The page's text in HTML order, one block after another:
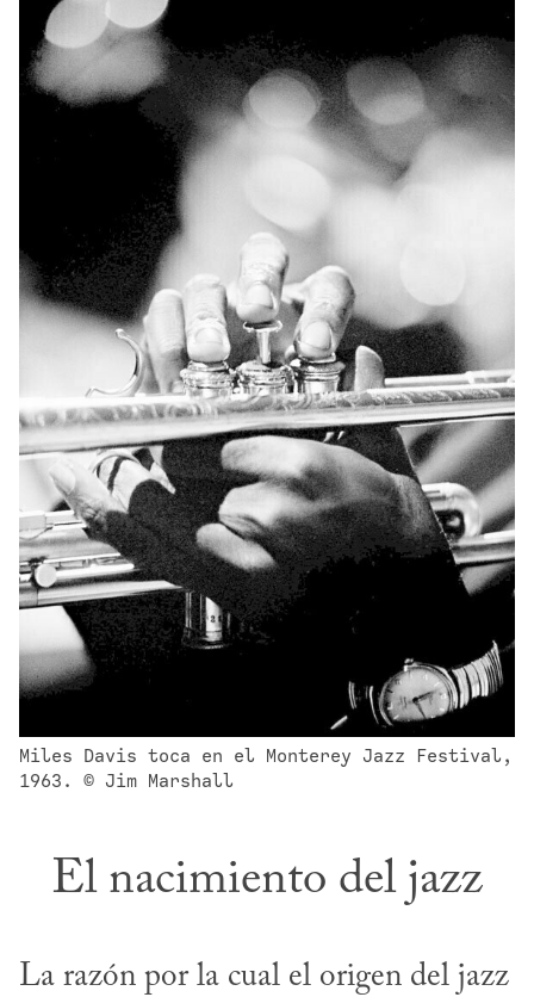
Miles Davis toca en el Monterey Jazz Festival,
1963. © Jim Marshall
El nacimiento del jazz
La razón por la cual el origen del jazz